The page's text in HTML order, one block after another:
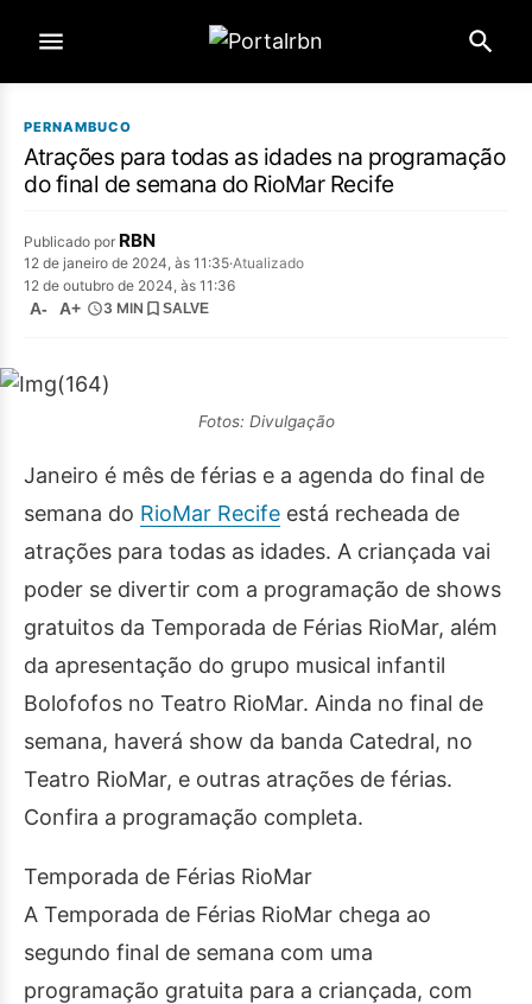
PERNAMBUCO
Atrações para todas as idades na programação
do final de semana do RioMar Recife
Publicado por RBN
12 de janeiro de 2024, às 11:35·Atualizado
12 de outubro de 2024, às 11:36
A- A+ 3 MIN SALVE
Fotos: Divulgação
Janeiro é mês de férias e a agenda do final de
semana do RioMar Recife está recheada de
atrações para todas as idades. A criançada vai
poder se divertir com a programação de shows
gratuitos da Temporada de Férias RioMar, além
da apresentação do grupo musical infantil
Bolofofos no Teatro RioMar. Ainda no final de
semana, haverá show da banda Catedral, no
Teatro RioMar, e outras atrações de férias.
Confira a programação completa.
Temporada de Férias RioMar
A Temporada de Férias RioMar chega ao
segundo final de semana com uma
programação gratuita para a criançada, com